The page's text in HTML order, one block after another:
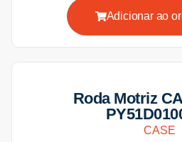
Adicionar ao
Roda Motriz
CASE